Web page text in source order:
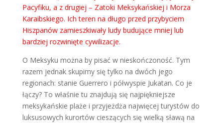
Pacyfiku, a z drugiej – Zatoki Meksykańskiej i Morza
Karaibskiego. Ich teren na długo przed przybyciem
Hiszpanów zamieszkiwały ludy budujące mniej lub
bardziej rozwinięte cywilizacje.
O Meksyku można by pisać w nieskończoność. Tym
razem jednak skupimy się tylko na dwóch jego
regionach: stanie Guerrero i półwyspie Jukatan. Co je
łączy? To właśnie tu znajdują się najpiękniejsze
meksykańskie plaże i przyjeżdża najwięcej turystów do
luksusowych kurortów cieszących się wielką sławą na